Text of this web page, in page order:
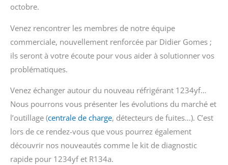
octobre.
Venez rencontrer les membres de notre équipe
commerciale, nouvellement renforcée par Didier Gomes ;
ils seront à votre écoute pour vous aider à solutionner vos
problématiques.
Venez échanger autour du nouveau réfrigérant 1234yf…
Nous pourrons vous présenter les évolutions du marché et
l’outillage (centrale de charge, détecteurs de fuites…). C’est
lors de ce rendez-vous que vous pourrez également
découvrir nos nouveautés comme le kit de diagnostic
rapide pour 1234yf et R134a.